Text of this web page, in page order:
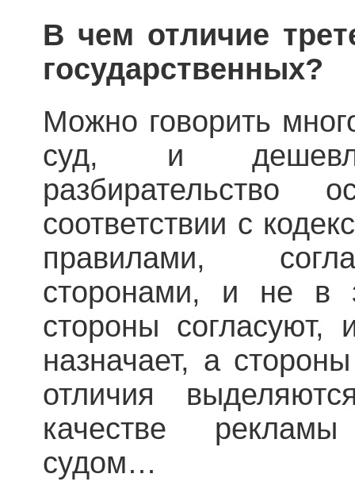
В чем отличие
государственных?
Можно говорить
суд, и
разбирательство
соответствии с
правилами,
сторонами, и не в
стороны согласуют,
назначает, а
отличия
качестве
судом…